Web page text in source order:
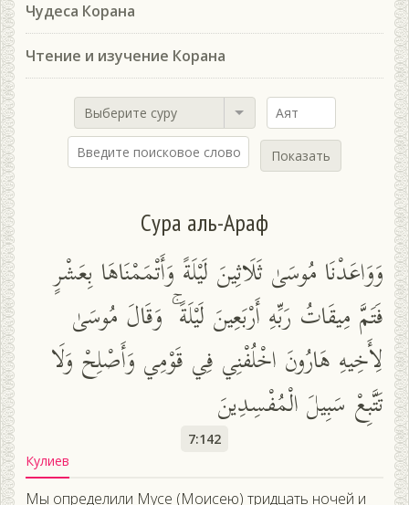
Чудеса Корана
Чтение и изучение Корана
Выберите суру
Показать
Сура аль-Араф
وَوَاعَدْنَا مُوسَىٰ ثَلَاثِينَ لَيْلَةً وَأَتْمَمْنَاهَا بِعَشْرٍ
فَتَمَّ مِيقَاتُ رَبِّهِ أَرْبَعِينَ لَيْلَةً ۚ وَقَالَ مُوسَىٰ
لِأَخِيهِ هَارُونَ اخْلُفْنِي فِي قَوْمِي وَأَصْلِحْ وَلَا
تَتَّبِعْ سَبِيلَ الْمُفْسِدِينَ
7:142
Кулиев
Мы определили Мусе (Моисею) тридцать ночей и